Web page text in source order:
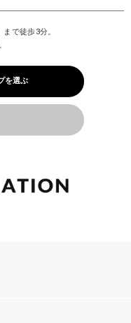
で徒歩3分。
を選ぶ